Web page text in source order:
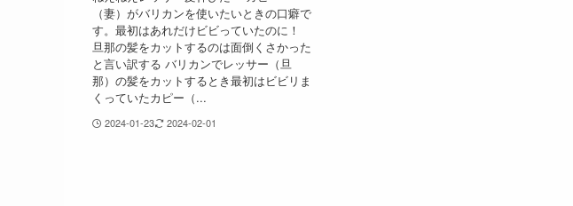
（妻）がバリカンを使いたいときの口癖で
す。最初はあれだけビビっていたのに！
旦那の髪をカットするのは面倒くさかった
と言い訳する バリカンでレッサー（旦
那）の髪をカットするとき最初はビビリま
くっていたカピー（...
2024-01-23 2024-02-01